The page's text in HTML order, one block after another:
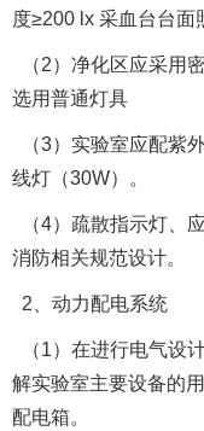
度≥200 lx 采血台台面
（2）净化区应采用
选用普通灯具
（3）实验室应配紫
线灯（30W）。
（4）疏散指示灯、
消防相关规范设计。
2、动力配电系统
（1）在进行电气设
解实验室主要设备的
配电箱。